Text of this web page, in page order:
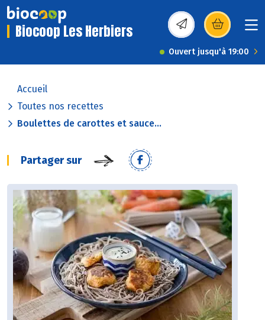
Biocoop Les Herbiers (s’ouvre dans une
Ouvert jusqu'à 19:00
Accueil
Toutes nos recettes
Boulettes de carottes et sauce...
Partager sur